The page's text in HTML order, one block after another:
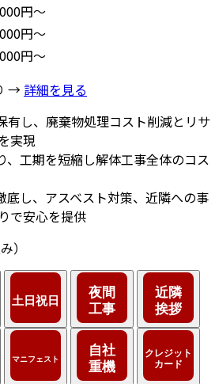
円～
円～
円～
→ 詳細を見る
有し、廃棄物処理コスト削減とリサ
実現
、工期を短縮し解体工事全体のコス
底し、アスベスト対策、近隣への事
で安心を提供
）